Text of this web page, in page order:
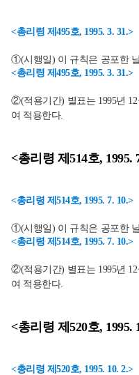
<총리령 제495호, 1995. 3. 31.>
①(시행일) 이 규칙은 공포한
<총리령 제495호, 1995. 3. 31.>
②(적용기간) 별표는 1995년
여 적용한다.
<총리령 제514호, 1995.
<총리령 제514호, 1995. 7. 10.>
①(시행일) 이 규칙은 공포한
<총리령 제514호, 1995. 7. 10.>
②(적용기간) 별표는 1995년
여 적용한다.
<총리령 제520호, 1995.
<총리령 제520호, 1995. 10. 2.>